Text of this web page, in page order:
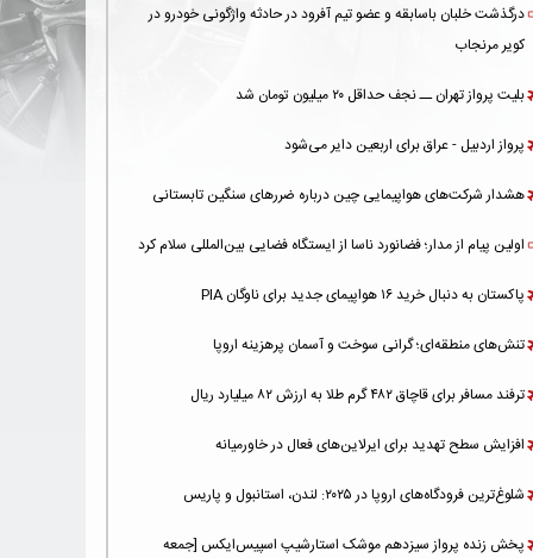
درگذشت خلبان باسابقه و عضو تیم آفرود در حادثه واژگونی خودرو در
کویر مرنجاب
بلیت پرواز تهران ــ نجف حداقل ۲۰ میلیون تومان شد
پرواز اردبیل - عراق برای اربعین دایر می‌شود
هشدار شرکت‌های هواپیمایی چین درباره ضررهای سنگین تابستانی
اولین پیام از مدار؛ فضانورد ناسا از ایستگاه فضایی بین‌المللی سلام کرد
پاکستان به دنبال خرید ۱۶ هواپیمای جدید برای ناوگان PIA
تنش‌های منطقه‌ای؛ گرانی سوخت و آسمان پرهزینه اروپا
ترفند مسافر برای قاچاق ۴۸۲ گرم طلا به ارزش ۸۲ میلیارد ریال
افزایش سطح تهدید برای ایرلاین‌های فعال در خاورمیانه
شلوغ‌ترین فرودگاه‌های اروپا در ۲۰۲۵: لندن، استانبول و پاریس
پخش زنده پرواز سیزدهم موشک استارشیپ اسپیس‌ایکس [جمعه